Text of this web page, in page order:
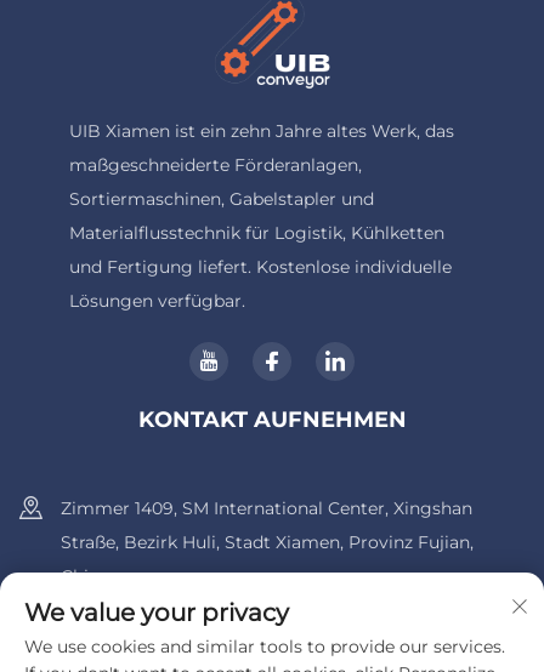
UIB Xiamen ist ein zehn Jahre altes Werk, das
maßgeschneiderte Förderanlagen,
Sortiermaschinen, Gabelstapler und
Materialflusstechnik für Logistik, Kühlketten
und Fertigung liefert. Kostenlose individuelle
Lösungen verfügbar.
KONTAKT AUFNEHMEN
Zimmer 1409, SM International Center, Xingshan
Straße, Bezirk Huli, Stadt Xiamen, Provinz Fujian,
China.
+86-13600956803
We value your privacy
We use cookies and similar tools to provide our services.